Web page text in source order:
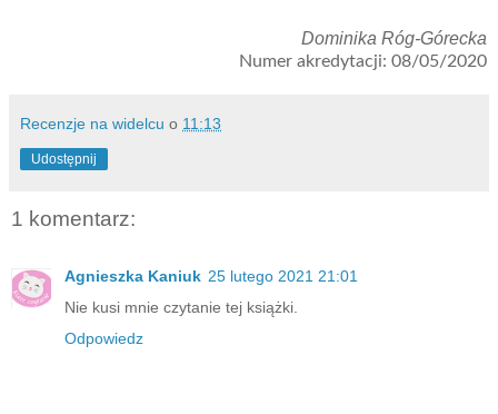
Dominika Róg-Górecka
Numer akredytacji: 08/05/2020
Recenzje na widelcu o 11:13
Udostępnij
1 komentarz:
Agnieszka Kaniuk 25 lutego 2021 21:01
Nie kusi mnie czytanie tej książki.
Odpowiedz